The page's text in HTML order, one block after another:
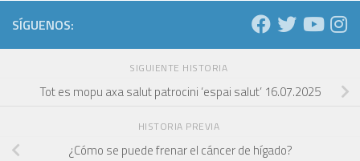
SÍGUENOS:
SIGUIENTE HISTORIA
Tot es mopu axa salut patrocini ‘espai salut’ 16.07.2025
HISTORIA PREVIA
¿Cómo se puede frenar el cáncer de hígado?